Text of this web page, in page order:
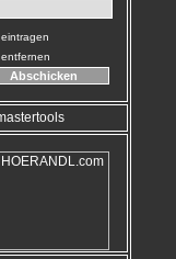
eintragen
entfernen